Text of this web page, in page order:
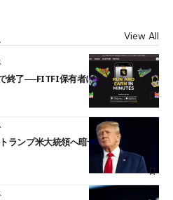
View All
終了──FITFI保有者に対応呼びかけ
ンプ米大統領へ暗号資産事業の売却